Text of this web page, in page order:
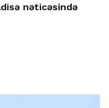
nəticəsində